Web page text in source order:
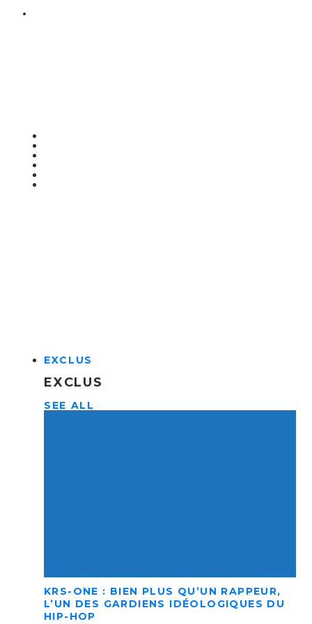
EXCLUS
EXCLUS
SEE ALL
KRS-ONE : BIEN PLUS QU’UN RAPPEUR,
L’UN DES GARDIENS IDÉOLOGIQUES DU
HIP-HOP